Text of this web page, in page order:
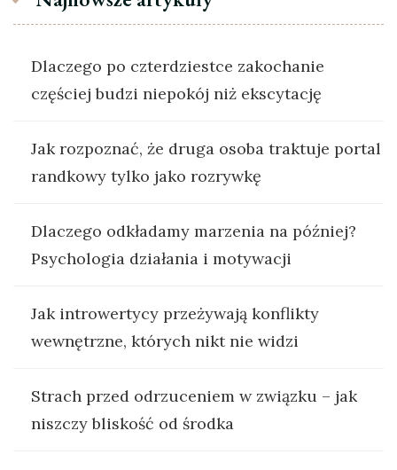
Dlaczego po czterdziestce zakochanie
częściej budzi niepokój niż ekscytację
Jak rozpoznać, że druga osoba traktuje portal
randkowy tylko jako rozrywkę
Dlaczego odkładamy marzenia na później?
Psychologia działania i motywacji
Jak introwertycy przeżywają konflikty
wewnętrzne, których nikt nie widzi
Strach przed odrzuceniem w związku – jak
niszczy bliskość od środka